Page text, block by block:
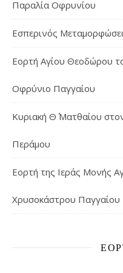
Παραλία Οφρυνίου
Εσπερινός
Εορτή Αγίου Θεοδώρου
Οφρύνιο Παγγαίου
Κυριακή Θ΄ Ματθαίου
Περάμου
Εορτή της Ιεράς Μονής
Χρυσοκάστρου Παγγαίου